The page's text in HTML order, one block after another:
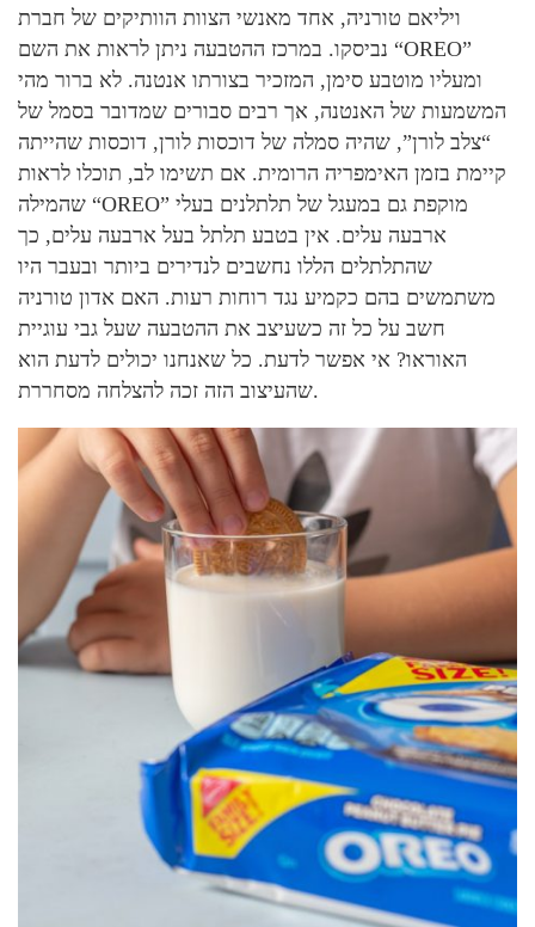
ויליאם טורניה, אחד מאנשי הצוות הוותיקים של חברת
נביסקו. במרכז ההטבעה ניתן לראות את השם “OREO”
ומעליו מוטבע סימן, המזכיר בצורתו אנטנה. לא ברור מהי
המשמעות של האנטנה, אך רבים סבורים שמדובר בסמל של
“צלב לורן”, שהיה סמלה של דוכסות לורן, דוכסות שהייתה
קיימת בזמן האימפריה הרומית. אם תשימו לב, תוכלו לראות
שהמילה “OREO” מוקפת גם במעגל של תלתלנים בעלי
ארבעה עלים. אין בטבע תלתל בעל ארבעה עלים, כך
שהתלתלים הללו נחשבים לנדירים ביותר ובעבר היו
משתמשים בהם כקמיע נגד רוחות רעות. האם אדון טורניה
חשב על כל זה כשעיצב את ההטבעה שעל גבי עוגיית
האוראו? אי אפשר לדעת. כל שאנחנו יכולים לדעת הוא
שהעיצוב הזה זכה להצלחה מסחררת.